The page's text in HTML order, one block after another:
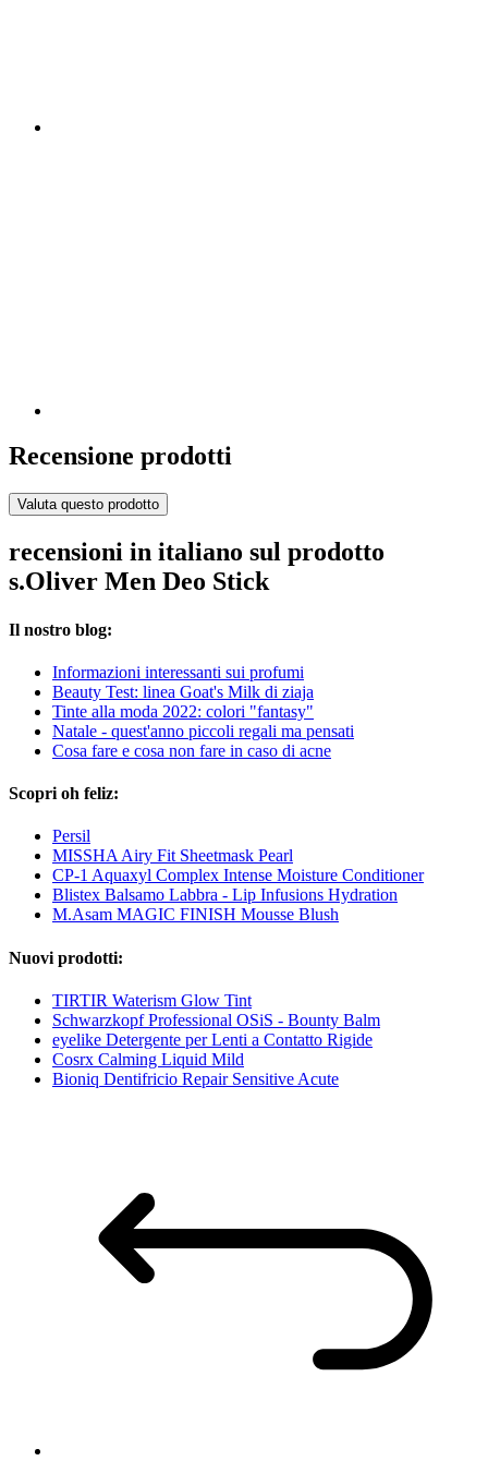
Recensione prodotti
Valuta questo prodotto
recensioni in italiano sul prodotto
s.Oliver Men Deo Stick
Il nostro blog:
Informazioni interessanti sui profumi
Beauty Test: linea Goat's Milk di ziaja
Tinte alla moda 2022: colori "fantasy"
Natale - quest'anno piccoli regali ma pensati
Cosa fare e cosa non fare in caso di acne
Scopri oh feliz:
Persil
MISSHA Airy Fit Sheetmask Pearl
CP-1 Aquaxyl Complex Intense Moisture Conditioner
Blistex Balsamo Labbra - Lip Infusions Hydration
M.Asam MAGIC FINISH Mousse Blush
Nuovi prodotti:
TIRTIR Waterism Glow Tint
Schwarzkopf Professional OSiS - Bounty Balm
eyelike Detergente per Lenti a Contatto Rigide
Cosrx Calming Liquid Mild
Bioniq Dentifricio Repair Sensitive Acute